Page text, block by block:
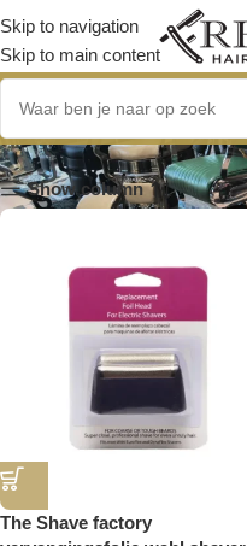
Skip to navigation
Skip to main content
Wahl Shaver
Show column
The Shave factory